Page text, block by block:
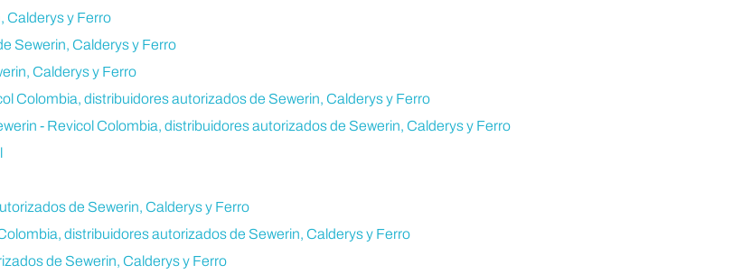
Calderys y Ferro
Sewerin, Calderys y Ferro
Calderys y Ferro
Colombia, distribuidores autorizados de Sewerin, Calderys y Ferro
- Revicol Colombia, distribuidores autorizados de Sewerin, Calderys y Ferro
de Sewerin, Calderys y Ferro
distribuidores autorizados de Sewerin, Calderys y Ferro
de Sewerin, Calderys y Ferro